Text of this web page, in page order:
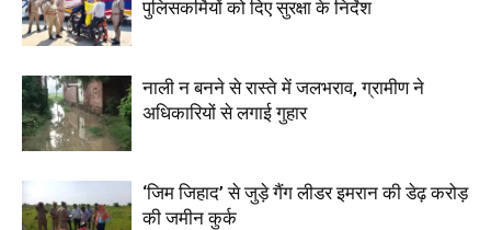
पुलिसकर्मियों को दिए सुरक्षा के निर्देश
नाली न बनने से रास्ते में जलभराव, ग्रामीण ने
अधिकारियों से लगाई गुहार
‘जिम जिहाद’ से जुड़े गैंग लीडर इमरान की डेढ़ करोड़
की जमीन कुर्क